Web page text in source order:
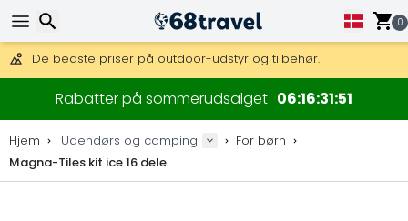
0
DHL Express fra dag til dag er også tilgængelig.
30 dages returret, 90 dage for trækort og dekorationer.
De bedste priser på outdoor-udstyr og tilbehør.
Rabatter på sommerudsalget 06 16 31 51
Hjem Udendørs og camping
For børn
Magna-Tiles kit ice 16 dele
Søg efter